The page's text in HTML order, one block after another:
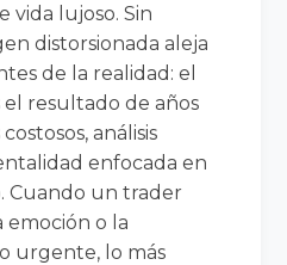
vida lujoso. Sin
distorsionada aleja
de la realidad: el
resultado de años
análisis
enfocada en
Cuando un trader
emoción o la
urgente, lo más